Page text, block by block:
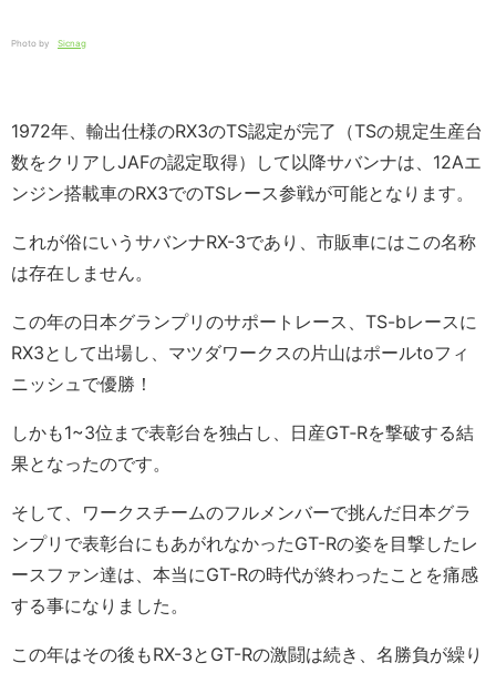
Photo by Sicnag
1972年、輸出仕様のRX3のTS認定が完了（TSの規定生産台
数をクリアしJAFの認定取得）して以降サバンナは、12Aエ
ンジン搭載車のRX3でのTSレース参戦が可能となります。
これが俗にいうサバンナRX-3であり、市販車にはこの名称
は存在しません。
この年の日本グランプリのサポートレース、TS-bレースに
RX3として出場し、マツダワークスの片山はポールtoフィ
ニッシュで優勝！
しかも1~3位まで表彰台を独占し、日産GT‐Rを撃破する結
果となったのです。
そして、ワークスチームのフルメンバーで挑んだ日本グラ
ンプリで表彰台にもあがれなかったGT-Rの姿を目撃したレ
ースファン達は、本当にGT-Rの時代が終わったことを痛感
する事になりました。
この年はその後もRX-3とGT-Rの激闘は続き、名勝負が繰り